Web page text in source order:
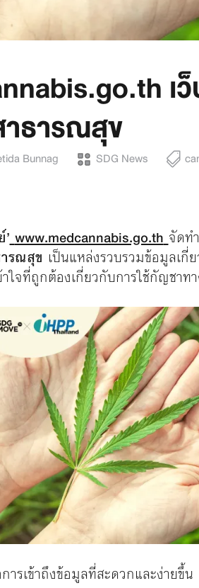
เ
าธารณสุข
Bunnag SDG News
www.medcannabis.go.th จัดท
รณสุข เป็นแหล่งรวบรวมข้อมูลเ
ใจที่ถูกต้องเกี่ยวกับการใช้กัญชา
รเข้าถึงข้อมูลที่สะดวกและง่ายขึ้น